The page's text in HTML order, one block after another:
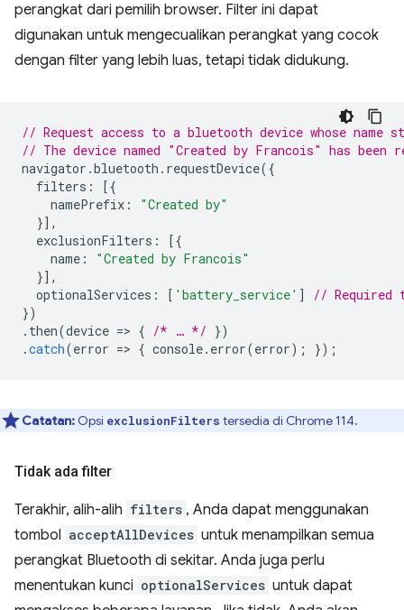
perangkat dari pemilih browser. Filter ini dapat
digunakan untuk mengecualikan perangkat yang cocok
dengan filter yang lebih luas, tetapi tidak didukung.
// Request access to a bluetooth device whose
// The device named "Created by Francois" has been
navigator .bluetooth . requestDevice({
filters :
[{
namePrefix :
"Created by"
}],
exclusionFilters :
[{
name :
"Created by Francois"
}],
optionalServices : [ 'battery_service' ]
// Required
})
. then(device => { /* … */ })
.catch(error => { console. error(error); });
Catatan: Opsi exclusionFilters tersedia di Chrome 114.
Tidak ada filter
Terakhir, alih-alih filters , Anda dapat menggunakan
tombol acceptAllDevices untuk menampilkan semua
perangkat Bluetooth di sekitar. Anda juga perlu
menentukan kunci optionalServices untuk dapat